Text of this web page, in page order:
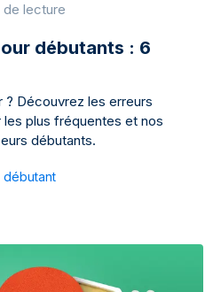
de lecture
débutants : 6
? Découvrez les erreurs
plus fréquentes et nos
débutants.
débutant